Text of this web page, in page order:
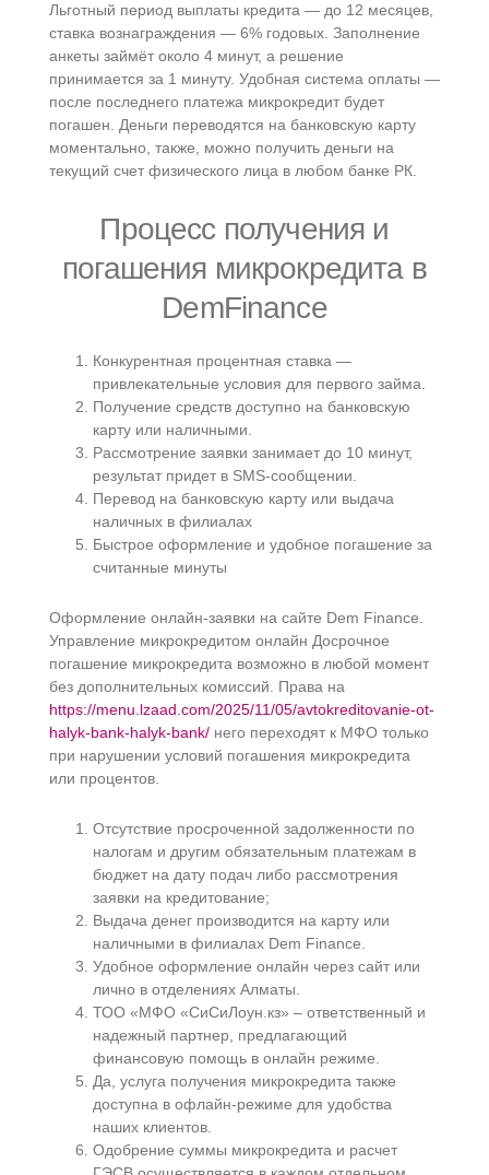
Льготный период выплаты кредита — до 12 месяцев,
ставка вознаграждения — 6% годовых. Заполнение
анкеты займёт около 4 минут, а решение
принимается за 1 минуту. Удобная система оплаты —
после последнего платежа микрокредит будет
погашен. Деньги переводятся на банковскую карту
моментально, также, можно получить деньги на
текущий счет физического лица в любом банке РК.
Процесс получения и
погашения микрокредита в
DemFinance
Конкурентная процентная ставка —
привлекательные условия для первого займа.
Получение средств доступно на банковскую
карту или наличными.
Рассмотрение заявки занимает до 10 минут,
результат придет в SMS-сообщении.
Перевод на банковскую карту или выдача
наличных в филиалах
Быстрое оформление и удобное погашение за
считанные минуты
Оформление онлайн-заявки на сайте Dem Finance.
Управление микрокредитом онлайн Досрочное
погашение микрокредита возможно в любой момент
без дополнительных комиссий. Права на
https://menu.lzaad.com/2025/11/05/avtokreditovanie-ot-
halyk-bank-halyk-bank/ него переходят к МФО только
при нарушении условий погашения микрокредита
или процентов.
Отсутствие просроченной задолженности по
налогам и другим обязательным платежам в
бюджет на дату подач либо рассмотрения
заявки на кредитование;
Выдача денег производится на карту или
наличными в филиалах Dem Finance.
Удобное оформление онлайн через сайт или
лично в отделениях Алматы.
ТОО «МФО «СиСиЛоун.кз» – ответственный и
надежный партнер, предлагающий
финансовую помощь в онлайн режиме.
Да, услуга получения микрокредита также
доступна в офлайн-режиме для удобства
наших клиентов.
Одобрение суммы микрокредита и расчет